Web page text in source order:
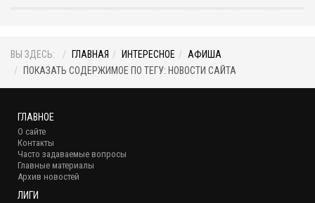
ВЫ ЗДЕСЬ: ГЛАВНАЯ ИНТЕРЕСНОЕ
АФИША
ПОКАЗАТЬ СОДЕРЖИМОЕ ПО ТЕГУ: НОВОСТИ САЙТА
ГЛАВНОЕ
О сайте
Контакты
Часто задаваемые вопросы
Главные материалы
Архив новостей
ЛИГИ